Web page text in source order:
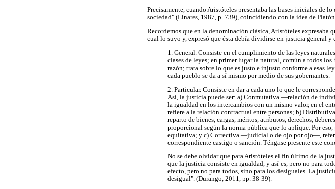
Precisamente, cuando Aristóteles presentaba las bases iniciales de
sociedad" (Linares, 1987, p. 739), coincidiendo con la idea de
Recordemos que en la denominación clásica, Aristóteles
cual lo suyo y, expresó que ésta debía dividirse en justicia general
1. General. Consiste en el cumplimiento de las leyes
clases de leyes; en primer lugar la natural, común a todos
razón; trata sobre lo que es justo e injusto conforme a esas
cada pueblo se da a sí mismo por medio de sus gobernantes.
2. Particular. Consiste en dar a cada uno lo que le
Así, la justicia puede ser: a) Conmutativa —relación de
la igualdad en los intercambios con un mismo valor, en el
refiere a la relación contractual entre personas; b)
reparto de bienes, cargas, méritos, atributos, derechos,
proporcional según la norma pública que lo aplique. Por
equitativa; y c) Correctiva —judicial o de ojo por ojo—,
correspondiente castigo o sanción. Téngase presente este
No se debe olvidar que para Aristóteles el fin último de la
que la justicia consiste en igualdad, y así es, pero no para
efecto, pero no para todos, sino para los desiguales. La
desigual". (Durango, 2011, pp. 38-39).